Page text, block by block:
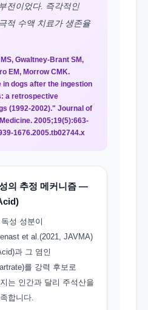
전이었다. 즉각적인
적 수액 치료가 생존율
Gwaltney-Brant SM,
EM, Morrow CMK.
dogs after the ingestion
a retrospective
(1992-2002)." Journal of
2005;19(5):663-
1676.2005.tb02744.x
성의 추정 메커니즘 —
성 성분이
et al.(2021, JAVMA)
과 그 염인
를 강력 후보로
는 인간과 달리 주석산을
합니다.